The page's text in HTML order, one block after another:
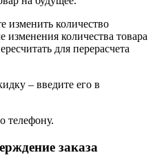
изменить количество
изменения количества товара
для перерасчета
– введите его в
телефону.
заказа